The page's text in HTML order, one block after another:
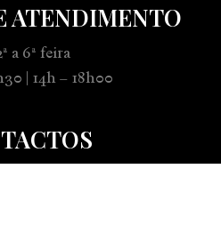
ATENDIMENTO
a 6ª feira
| 14h – 18h00